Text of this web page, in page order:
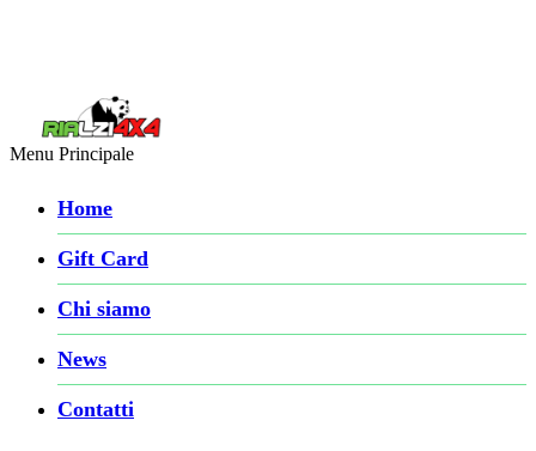
Menu Principale
Home
Gift Card
Chi siamo
News
Contatti